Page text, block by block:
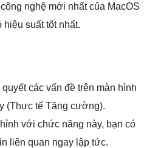
nghệ mới nhất của MacOS
hiệu suất tốt nhất.
các vấn đề trên màn hình
(Thực tế Tăng cường).
với chức năng này, bạn có
liên quan ngay lập tức.